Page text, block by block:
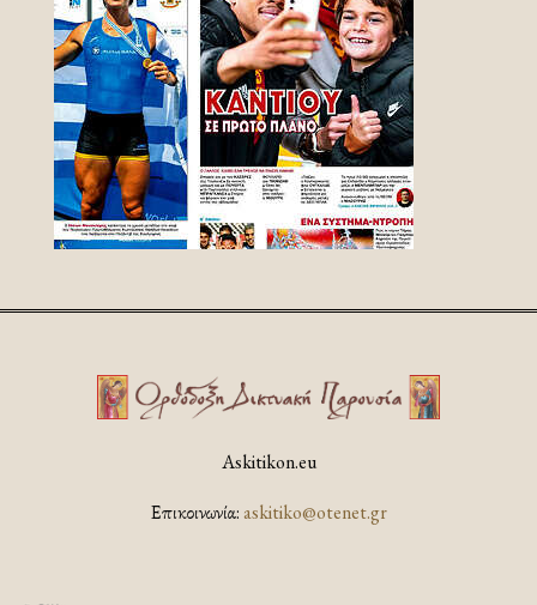
Askitikon.eu
Επικοινωνία:askitiko@otenet.gr